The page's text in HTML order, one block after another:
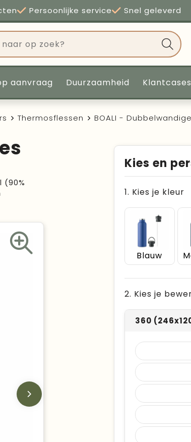
Persoonlijke service Snel geleverd
aanvraag Duurzaamheid Klantcases
Thermosflessen BOALI -
Kies en
1. Kies je kleur
Blauw
2. Kies je
360